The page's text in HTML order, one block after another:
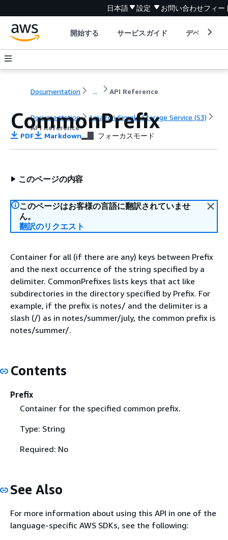
日本語 設定 お問い合わせフィー
開始する サービスガイド デベロッパ
Documentation ... API Reference
Documentation
Amazon Simple Storage Service (S3)
API Reference
CommonPrefix
PDF Markdown フォーカスモード
このページの内容
このページはお客様の言語に翻訳されていませ
ん。
翻訳のリクエスト
Container for all (if there are any) keys between Prefix
and the next occurrence of the string specified by a
delimiter. CommonPrefixes lists keys that act like
subdirectories in the directory specified by Prefix. For
example, if the prefix is notes/ and the delimiter is a
slash (/) as in notes/summer/july, the common prefix is
notes/summer/.
Contents
Prefix
Container for the specified common prefix.
Type: String
Required: No
See Also
For more information about using this API in one of the
language-specific AWS SDKs, see the following: